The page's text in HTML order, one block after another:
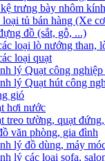
trưng bày nhôm
loại tủ bán hàng (Xe
đồ (sắt, gỗ, ...)
loại lò nướng than,
loại quạt
lý Quạt công
lý Quạt hút công
gió
hơi nước
treo tường, quạt
văn phòng, gia đình
lý đồ dùng, máy
lý các loại sofa,